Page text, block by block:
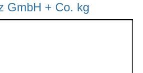
GmbH + Co. kg